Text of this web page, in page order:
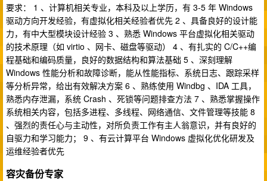
要求： 1 、计算机相关专业，本科及以上学历，有 3-5 年 Windows
驱动方向开发经验，有虚拟化相关经验者优先 2 、具备良好的设计能
力，有中大型模块设计经验 3 、熟悉 Windows 平台虚拟化相关驱动
的技术原理（如 virtio 、网卡、磁盘等驱动） 4 、有扎实的 C/C++编
程基础和编码质量，良好的数据结构和算法基础 5 、深刻理解
Windows 性能分析和故障诊断，能从性能指标、系统日志、跟踪采样
等分析异常，给出有效解决方案 6 、熟练使用 Windbg 、IDA 工具，
熟悉内存泄漏，系统 Crash 、死锁等问题排查方法 7 、熟悉掌握操作
系统相关内容，包括多进程、多线程、网络通信、文件管理等技能 8
、强烈的责任心与主动性，对所负责工作有主人翁意识，并有良好的
自驱力和学习能力； 9 、有云计算平台 Windows 虚拟化优化研发及
运维经验者优先
容灾备份专家